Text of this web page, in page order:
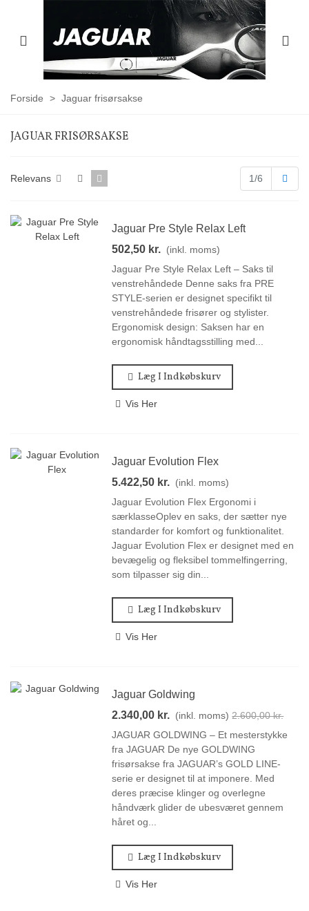
Forside > Jaguar frisørsakse
JAGUAR FRISØRSAKSE
Relevans 1/6
Jaguar Pre Style Relax Left
502,50 kr. (inkl. moms)
Jaguar Pre Style Relax Left – Saks til
venstrehåndede Denne saks fra PRE
STYLE-serien er designet specifikt til
venstrehåndede frisører og stylister.
Ergonomisk design: Saksen har en
ergonomisk håndtagsstilling med...
Læg I Indkøbskurv
Vis Her
Jaguar Evolution Flex
5.422,50 kr. (inkl. moms)
Jaguar Evolution Flex Ergonomi i
særklasseOplev en saks, der sætter nye
standarder for komfort og funktionalitet.
Jaguar Evolution Flex er designet med en
bevægelig og fleksibel tommelfingerring,
som tilpasser sig din...
Læg I Indkøbskurv
Vis Her
Jaguar Goldwing
2.340,00 kr. (inkl. moms) 2.600,00 kr.
JAGUAR GOLDWING – Et mesterstykke
fra JAGUAR De nye GOLDWING
frisørsakse fra JAGUAR’s GOLD LINE-
serie er designet til at imponere. Med
deres præcise klinger og overlegne
håndværk glider de ubesværet gennem
håret og...
Læg I Indkøbskurv
Vis Her